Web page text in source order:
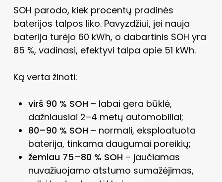
SOH parodo, kiek procentų pradinės
baterijos talpos liko. Pavyzdžiui, jei nauja
baterija turėjo 60 kWh, o dabartinis SOH yra
85 %, vadinasi, efektyvi talpa apie 51 kWh.
Ką verta žinoti:
virš 90 % SOH – labai gera būklė,
dažniausiai 2–4 metų automobiliai;
80–90 % SOH – normali, eksploatuota
baterija, tinkama daugumai poreikių;
žemiau 75–80 % SOH – jaučiamas
nuvažiuojamo atstumo sumažėjimas,